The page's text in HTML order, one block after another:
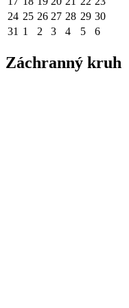
24 25 26 27 28 29 30
31 1 2 3 4 5 6
Záchranný kruh